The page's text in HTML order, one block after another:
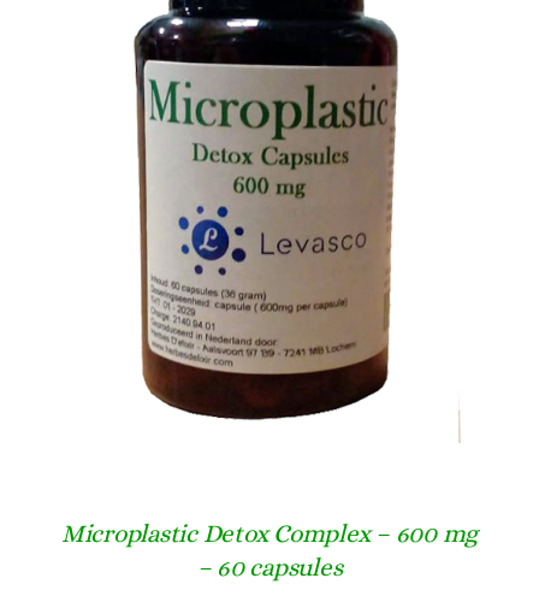
Gewaardeerd
4.00uit 5
TOEVOEGEN AAN WINKELWAGEN
Microplastic Detox Complex – 600 mg
– 60 capsules